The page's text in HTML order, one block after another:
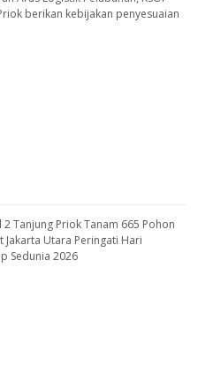
berikan kebijakan penyesuaian
2 Tanjung Priok Tanam 665 Pohon
Jakarta Utara Peringati Hari
Sedunia 2026